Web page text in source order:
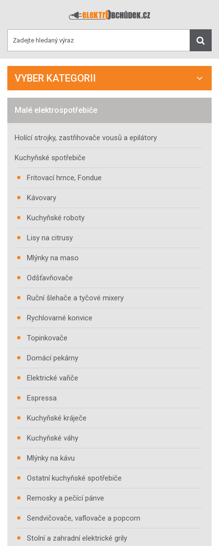
VYBER KATEGORII
Malé elektrospotřebiče
Holící strojky, zastřihovače vousů a epilátory
Kuchyňské spotřebiče
Fritovací hrnce, Fondue
Kávovary
Kuchyňské roboty
Lisy na citrusy
Mlýnky na maso
Odšťavňovače
Ruční šlehače a tyčové mixery
Rychlovarné konvice
Topinkovače
Domácí pekárny
Elektrické vařiče
Espressa
Kuchyňské kráječe
Kuchyňské váhy
Mlýnky na kávu
Ostatní kuchyňské spotřebiče
Remosky a pečící pánve
Sendvičovače, vaflovače a popcorn
Stolní a zahradní elektrické grily